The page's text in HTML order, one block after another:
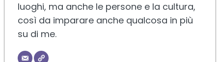
luoghi, ma anche le persone e la cultura,
così da imparare anche qualcosa in più
su di me.